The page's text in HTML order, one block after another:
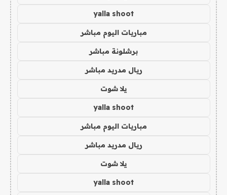
yalla shoot
مباريات اليوم مباشر
برشلونة مباشر
ريال مدريد مباشر
يلا شوت
yalla shoot
مباريات اليوم مباشر
ريال مدريد مباشر
يلا شوت
yalla shoot